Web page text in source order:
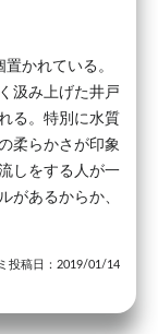
かれている。
汲み上げた井戸
る。特別に水質
柔らかさが印象
しをする人が一
があるからか、
投稿日：2019/01/14